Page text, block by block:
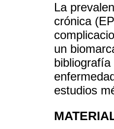
La
crónica
un
estudios